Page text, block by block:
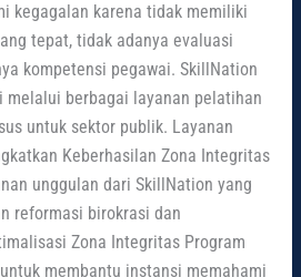
kegagalan karena tidak memiliki
tepat, tidak adanya evaluasi
kompetensi pegawai. SkillNation
melalui berbagai layanan pelatihan
untuk sektor publik. Layanan
Keberhasilan Zona Integritas
unggulan dari SkillNation yang
reformasi birokrasi dan
Zona Integritas Program
membantu instansi memahami